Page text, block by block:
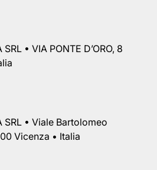
• VIA PONTE D’ORO, 8
SRL • Viale Bartolomeo
Vicenza • Italia